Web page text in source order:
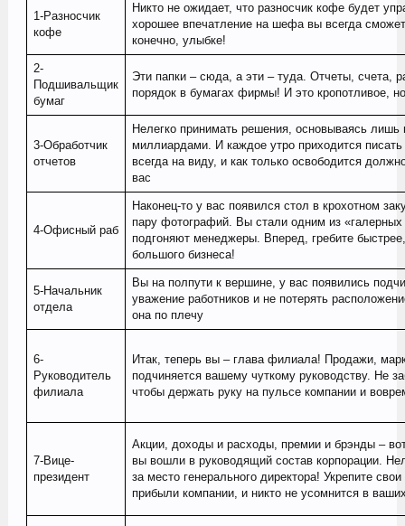
1-Разносчик
кофе
Никто не ожидает, что разносчик кофе будет
хорошее впечатление на шефа вы всегда
конечно, улыбке!
2-
Подшивальщик
бумаг
Эти папки – сюда, а эти – туда. Отчеты, счета,
порядок в бумагах фирмы! И это кропотливое,
3-Обработчик
отчетов
Нелегко принимать решения, основываясь лишь
миллиардами. И каждое утро приходится
всегда на виду, и как только освободится
вас
4-Офисный раб
Наконец-то у вас появился стол в крохотном
пару фотографий. Вы стали одним из «галерных
подгоняют менеджеры. Вперед, гребите
большого бизнеса!
5-Начальник
отдела
Вы на полпути к вершине, у вас появились
уважение работников и не потерять
она по плечу
6-
Руководитель
филиала
Итак, теперь вы – глава филиала! Продажи,
подчиняется вашему чуткому руководству. Не
чтобы держать руку на пульсе компании и
7-Вице-
президент
Акции, доходы и расходы, премии и брэнды –
вы вошли в руководящий состав корпорации.
за место генерального директора! Укрепите
прибыли компании, и никто не усомнится в